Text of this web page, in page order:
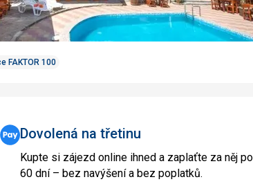
FAKTOR 100
Dovolená na třetinu
Kupte si zájezd online ihned a zaplaťte za něj
60 dní – bez navýšení a bez poplatků.